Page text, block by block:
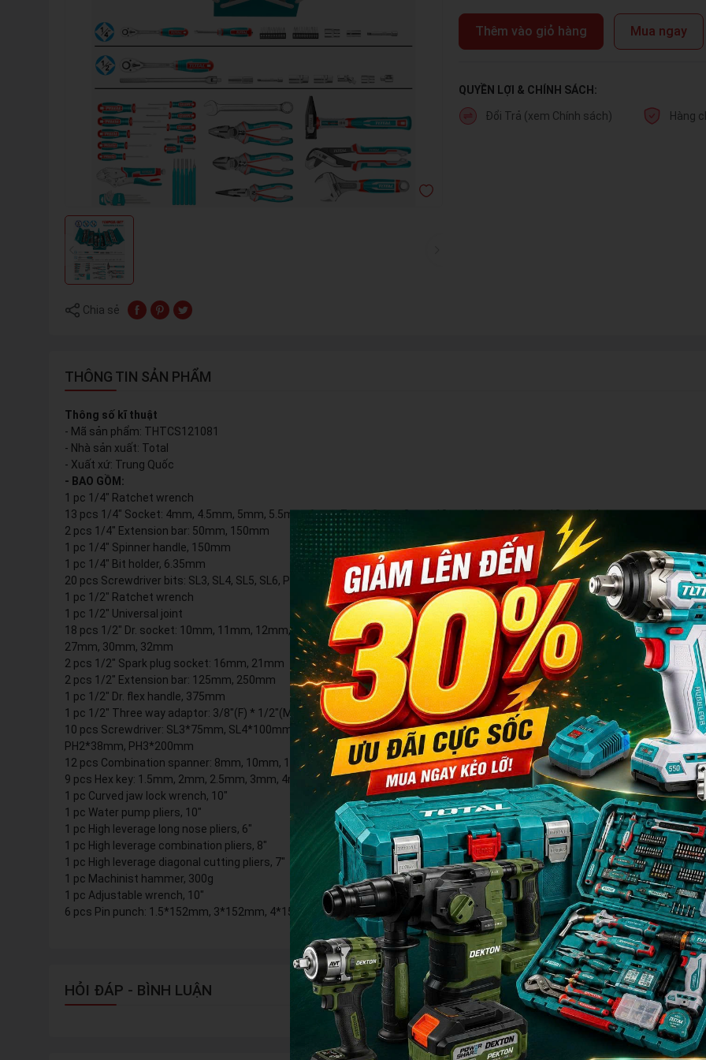
Chia sẻ
Thêm vào giỏ hàng Mua ngay
QUYỀN LỢI & CHÍNH SÁCH:
Đổi Trả (xem Chính sách) Hàng
THÔNG TIN SẢN PHẨM
Thông số kĩ thuật
- Mã sản phẩm: THTCS121081
- Nhà sản xuất: Total
- Xuất xứ: Trung Quốc
- BAO GỒM:
1 pc 1/4″ Ratchet wrench
13 pcs 1/4″ Socket: 4mm, 4.5mm, 5mm, 5.5mm, 6mm, 7mm, 8mm, 9mm, 10mm, 11mm, 12mm, 13mm, 14mm
2 pcs 1/4″ Extension bar: 50mm, 150mm
1 pc 1/4″ Spinner handle, 150mm
1 pc 1/4″ Bit holder, 6.35mm
20 pcs Screwdriver bits: SL3, SL4, SL5, SL6, PH0, PH1, PH2, PH3, PZ0, PZ1, PZ2, PZ3, T10, T15, T20, T30, H3, H4, H5, H6
1 pc 1/2″ Ratchet wrench
1 pc 1/2″ Universal joint
18 pcs 1/2″ Dr. socket: 10mm, 11mm, 12mm, 13mm, 14mm, 15mm, 16mm, 17mm, 18mm, 19mm, 20mm, 21mm, 22mm,
27mm, 30mm, 32mm
2 pcs 1/2″ Spark plug socket: 16mm, 21mm
2 pcs 1/2″ Extension bar: 125mm, 250mm
1 pc 1/2″ Dr. flex handle, 375mm
1 pc 1/2″ Three way adaptor: 3/8″(F) * 1/2″(M)
10 pcs Screwdriver: SL3*75mm, SL4*100mm, SL5.5*100mm, SL6.5*38mm, SL6.5*125mm, SL8*150mm, PH1*75mm,
PH2*38mm, PH3*200mm
12 pcs Combination spanner: 8mm, 10mm, 11mm, 12mm, 13mm, 14mm, 15mm, 16mm, 17mm, 18mm, 19mm, 22mm
9 pcs Hex key: 1.5mm, 2mm, 2.5mm, 3mm, 4mm, 5mm, 6mm, 8mm, 10
1 pc Curved jaw lock wrench, 10″
1 pc Water pump pliers, 10″
1 pc High leverage long nose pliers, 6″
1 pc High leverage combination pliers, 8″
1 pc High leverage diagonal cutting pliers, 7″
1 pc Machinist hammer, 300g
1 pc Adjustable wrench, 10″
6 pcs Pin punch: 1.5*152mm, 3*152mm, 4*152mm, 5*152mm, 6*152mm, 8*152mm
HỎI ĐÁP - BÌNH LUẬN